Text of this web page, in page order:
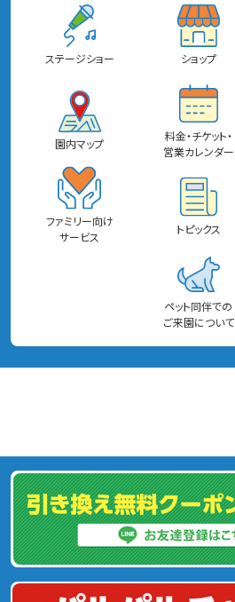
ステージショー ショップ
園内マップ
料金・チケット・
営業カレンダー
ファミリー向け
サービス
トピックス
ペット同伴での
ご来園について